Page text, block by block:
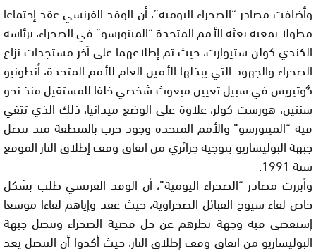
وأضافت مصادر “الصحراء اليومية”، أن الوفد الفرنسي عقد إجتماعا
مطولا بمعية بعثة الأمم المتحدة “المينورسو” في الصحراء، برئاسة
الكندي كولن ستيوارت، حيث تم إطلاعهما على آخر مستجدات نزاع
الصحراء والجهود التي يبذلها الأمين العام للأمم المتحدة، أنطونيو
گوتيريس في سبيل تعيين مبعوث شخصي خلفا للمستقيل منذ نحو
سنتين، هورست كولر، علاوة على الوضع ميدانيا، ذلك الذي تتفي
فيه “المينورسو” والأمم المتحدة وجود حرب بالمنطقة منذ تنصل
جبهة البوليساريو بتوجيه جزائري من اتفاق وقف إطلاق النار الموقع
سنة 1991.
وأبرزت مصادر “الصحراء اليومية”، أن الوفد الفرنسي طلب بشكل
خاص لقاء شيوخ القبائل الصحراوية، حيث عقد وإياهم لقاءا موسعا
إستقصى فيه وجهة نظرهم عن حل قضية الصحراء وتنصل جبهة
البوليساريو من اتفاق وقف إطلاق النار، حيث أكدوا أن التنصل يعد